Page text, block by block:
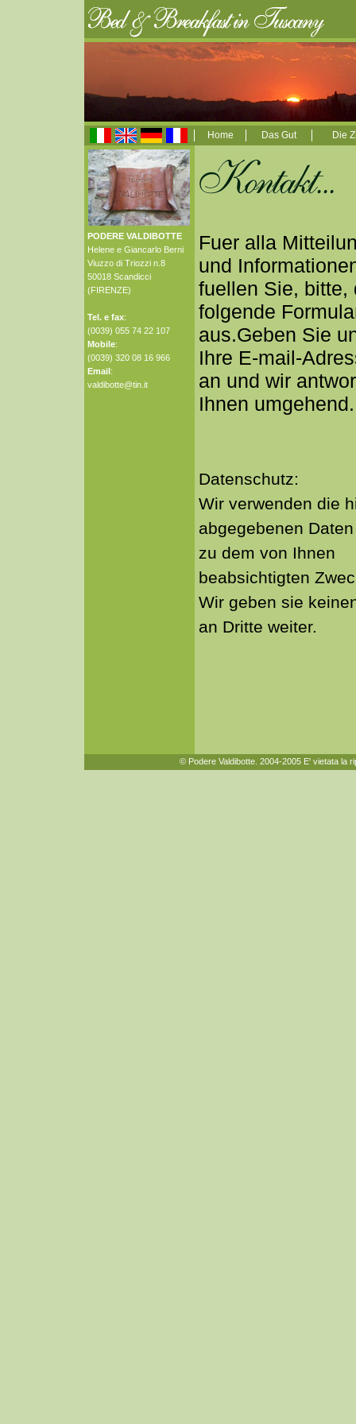
Home Das Gut Die
PODERE VALDIBOTTE
Helene e Giancarlo Berni
Viuzzo di Triozzi n.8
50018 Scandicci
(FIRENZE)
Tel. e fax:
(0039) 055 74 22 107
Mobile:
(0039) 320 08 16 966
Email:
valdibotte@tin.it
Fuer alla
und
fuellen Sie, bitte,
folgende
aus.Geben Sie
Ihre E-mail-
an und wir
Ihnen umgehend.
Datenschutz:
Wir verwenden die
abgegebenen
zu dem von Ihnen
beabsichtigten
Wir geben sie
an Dritte weiter.
© Podere Valdibotte. 2004-2005 E' vietata la